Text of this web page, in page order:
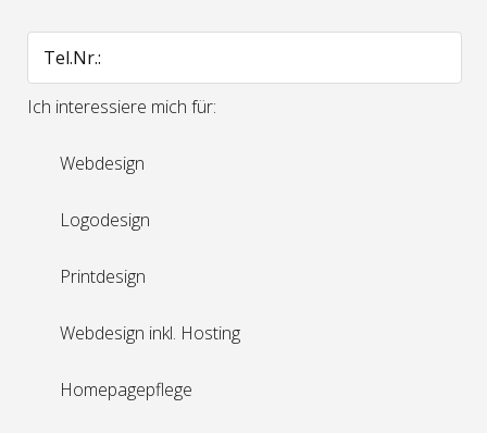
Tel.Nr.:
Ich interessiere mich für:
Webdesign
Logodesign
Printdesign
Webdesign inkl. Hosting
Homepagepflege